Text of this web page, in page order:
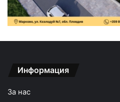
Информация
За нас